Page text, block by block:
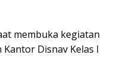
membuka kegiatan
Disnav Kelas I